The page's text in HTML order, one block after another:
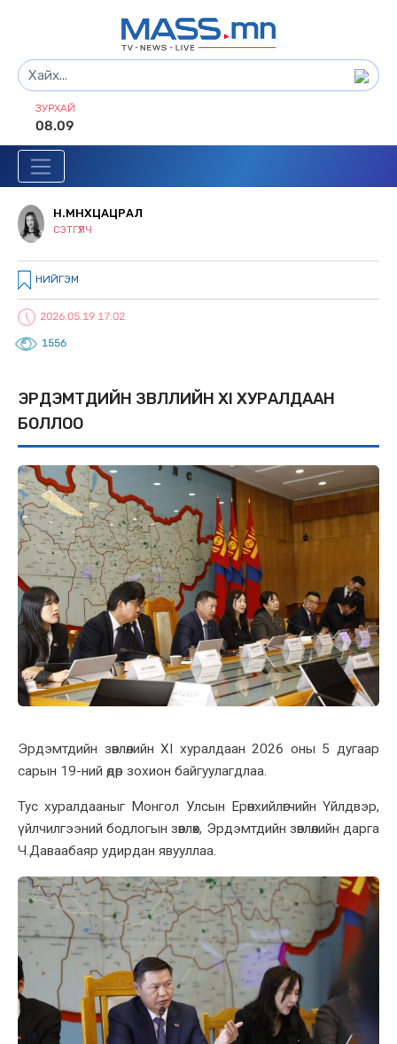
ЗУРХАЙ
08.09
Н.МӨНХЦАЦРАЛ
СЭТГҮҮЛЧ
НИЙГЭМ
2026.05.19 17:02
1556
ЭРДЭМТДИЙН ЗӨВЛӨЛИЙН XI ХУРАЛДААН
БОЛЛОО
Эрдэмтдийн зөвлөлийн XI хуралдаан 2026 оны 5 дугаар
сарын 19-ний өдөр зохион байгуулагдлаа.
Тус хуралдааныг Монгол Улсын Ерөнхийлөгчийн Үйлдвэр,
үйлчилгээний бодлогын зөвлөх, Эрдэмтдийн зөвлөлийн дарга
Ч.Даваабаяр удирдан явууллаа.